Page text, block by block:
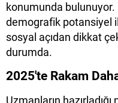
konumunda
demografik potansiyel
sosyal açıdan dikkat
durumda.
2025'te Rakam
Uzmanların